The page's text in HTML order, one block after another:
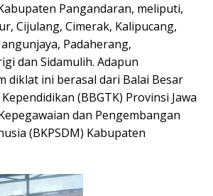
Pangandaran, meliputi,
Cijulang, Cimerak, Kalipucang,
Padaherang,
dan Sidamulih. Adapun
diklat ini berasal dari Balai Besar
(BBGTK) Provinsi Jawa
dan Pengembangan
(BKPSDM) Kabupaten